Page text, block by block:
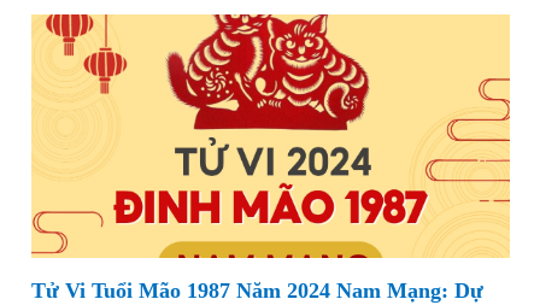
Tử Vi Tuổi Mão 1987 Năm 2024 Nam Mạng: Dự